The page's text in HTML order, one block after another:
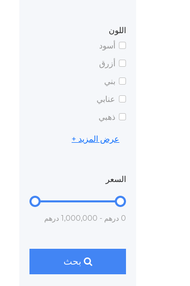
اللون
أسود
أزرق
بني
عنابي
ذهبي
عرض المزيد +
السعر
0 درهم - 1,000,000 درهم
بحث